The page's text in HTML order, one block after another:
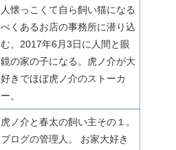
人懐っこくて自ら飼い猫になる
べくあるお店の事務所に潜り込
む。2017年6月3日に人間と眼
鏡の家の子になる。虎ノ介が大
好きでほぼ虎ノ介のストーカ
ー。
虎ノ介と春太の飼い主その１。
ブログの管理人。 お家大好き